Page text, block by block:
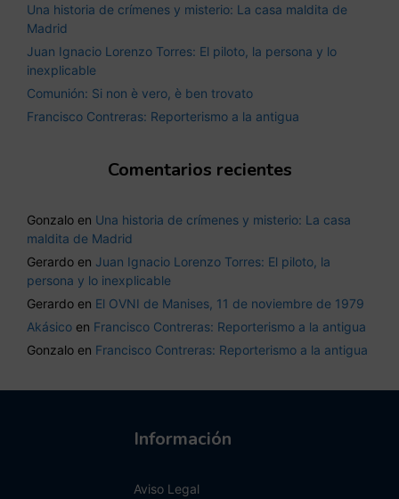
Una historia de crímenes y misterio: La casa maldita de
Madrid
Juan Ignacio Lorenzo Torres: El piloto, la persona y lo
inexplicable
Comunión: Si non è vero, è ben trovato
Francisco Contreras: Reporterismo a la antigua
Comentarios recientes
Gonzalo en Una historia de crímenes y misterio: La casa
maldita de Madrid
Gerardo en Juan Ignacio Lorenzo Torres: El piloto, la
persona y lo inexplicable
Gerardo en El OVNI de Manises, 11 de noviembre de 1979
Akásico en Francisco Contreras: Reporterismo a la antigua
Gonzalo en Francisco Contreras: Reporterismo a la antigua
Información
Aviso Legal